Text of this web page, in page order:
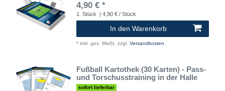
4,90 € *
1 Stück | 4,90 € / Stück
In den Warenkorb
* inkl. ges. MwSt. zzgl. Versandkosten
Fußball Kartothek (30 Karten) - Pass-
und Torschusstraining in der Halle
sofort lieferbar